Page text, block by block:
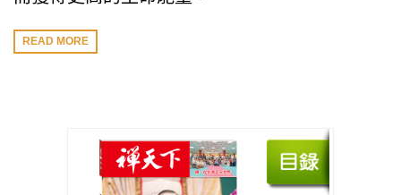
READ MORE